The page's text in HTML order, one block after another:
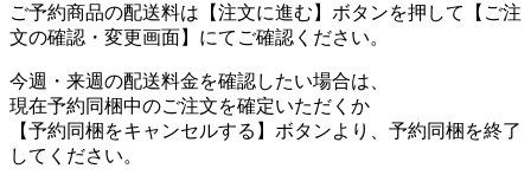
ご予約商品の配送料は【注文に進む】ボタンを押して【ご注
文の確認・変更画面】にてご確認ください。
今週・来週の配送料金を確認したい場合は、
現在予約同梱中のご注文を確定いただくか
【予約同梱をキャンセルする】ボタンより、予約同梱を終了
してください。